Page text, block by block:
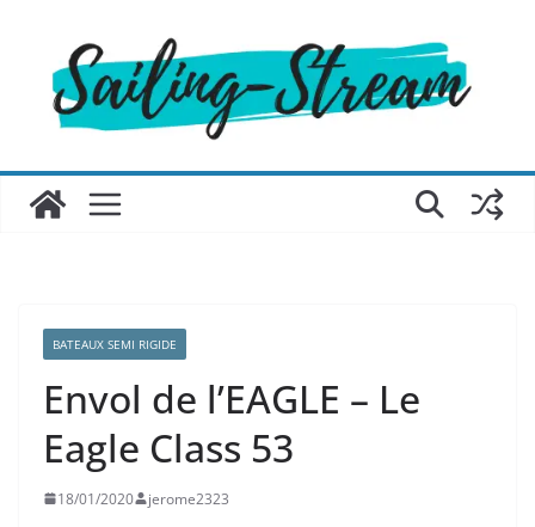
contenu
BATEAUX SEMI RIGIDE
Envol de l’EAGLE – Le
Eagle Class 53
18/01/2020 jerome2323